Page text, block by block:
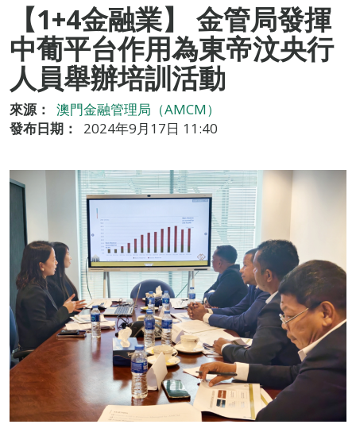
【1+4金融業】 金管局發揮
中葡平台作用為東帝汶央行
人員舉辦培訓活動
來源：
澳門金融管理局（AMCM）
發布日期：
2024年9月17日 11:40